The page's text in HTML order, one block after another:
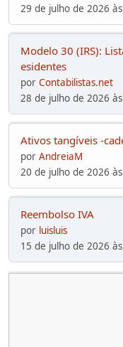
29 de julho de 2026
Modelo 30 (IRS):
esidentes
por Contabilistas.net
28 de julho de 2026
Ativos tangíveis -
por AndreiaM
20 de julho de 2026
Reembolso IVA
por luisluis
15 de julho de 2026